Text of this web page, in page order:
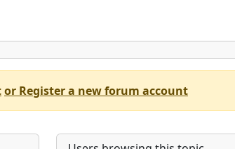
or Register a new forum account